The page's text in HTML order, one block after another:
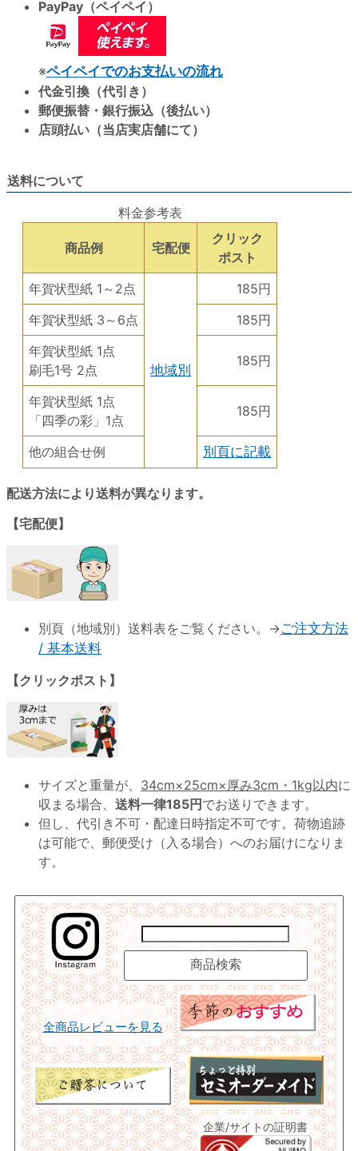
PayPay（ペイペイ）
※ペイペイでのお支払いの流れ
代金引換（代引き）
郵便振替・銀行振込（後払い）
店頭払い（当店実店舗にて）
送料について
料金参考表
商品例 宅配便
クリック
ポスト
年賀状型紙 1～2点
地域別
185円
年賀状型紙 3～6点
185円
年賀状型紙 1点
刷毛1号 2点
185円
年賀状型紙 1点
「四季の彩」1点
185円
他の組合せ例 別頁に記載
配送方法により送料が異なります。
【宅配便】
別頁（地域別）送料表をご覧ください。→ご注文方法
/ 基本送料
【クリックポスト】
サイズと重量が、 34cm×25cm×厚み3cm・1kg以内に
収まる場合、 送料一律185円 でお送りできます。
但し、代引き不可・配達日時指定不可です。荷物追跡
は可能で、郵便受け（入る場合）へのお届けになりま
す。
全商品レビューを見る
企業/サイトの証明書